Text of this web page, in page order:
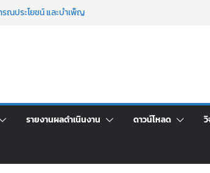
ณประโยชน์ และบำเพ็ญ
ระเภทเงินรายได้
รั้งที่ 4 เปิดให้นักเรียน
รมาธิการ ประจำ
าบัตร จำนวน ๑,๙๗๒ ชุด
รายงานผลดำเนินงาน ดาวน์โหลด